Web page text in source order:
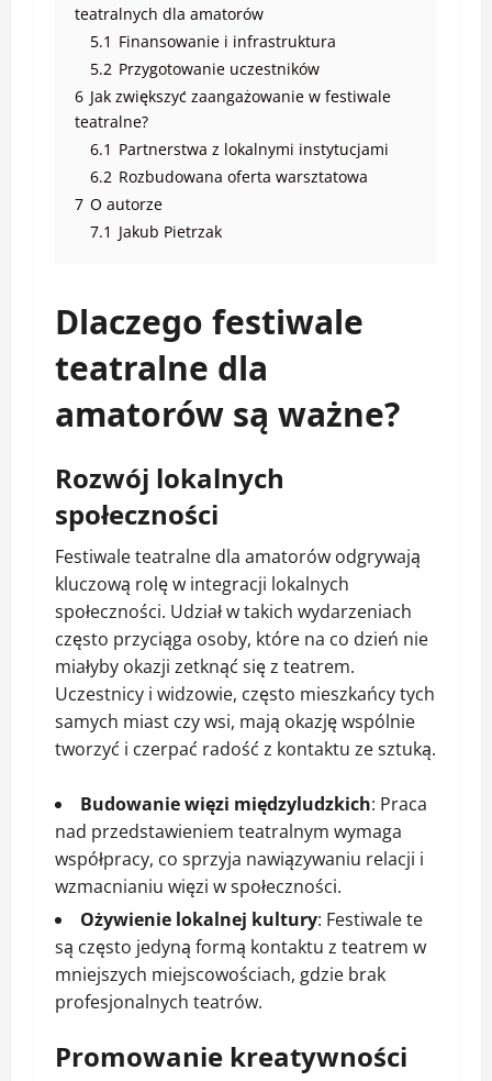
teatralnych dla amatorów
5.1 Finansowanie i infrastruktura
5.2 Przygotowanie uczestników
6 Jak zwiększyć zaangażowanie w festiwale
teatralne?
6.1 Partnerstwa z lokalnymi instytucjami
6.2 Rozbudowana oferta warsztatowa
7 O autorze
7.1 Jakub Pietrzak
Dlaczego festiwale
teatralne dla
amatorów są ważne?
Rozwój lokalnych
społeczności
Festiwale teatralne dla amatorów odgrywają
kluczową rolę w integracji lokalnych
społeczności. Udział w takich wydarzeniach
często przyciąga osoby, które na co dzień nie
miałyby okazji zetknąć się z teatrem.
Uczestnicy i widzowie, często mieszkańcy tych
samych miast czy wsi, mają okazję wspólnie
tworzyć i czerpać radość z kontaktu ze sztuką.
Budowanie więzi międzyludzkich: Praca
nad przedstawieniem teatralnym wymaga
współpracy, co sprzyja nawiązywaniu relacji i
wzmacnianiu więzi w społeczności.
Ożywienie lokalnej kultury: Festiwale te
są często jedyną formą kontaktu z teatrem w
mniejszych miejscowościach, gdzie brak
profesjonalnych teatrów.
Promowanie kreatywności